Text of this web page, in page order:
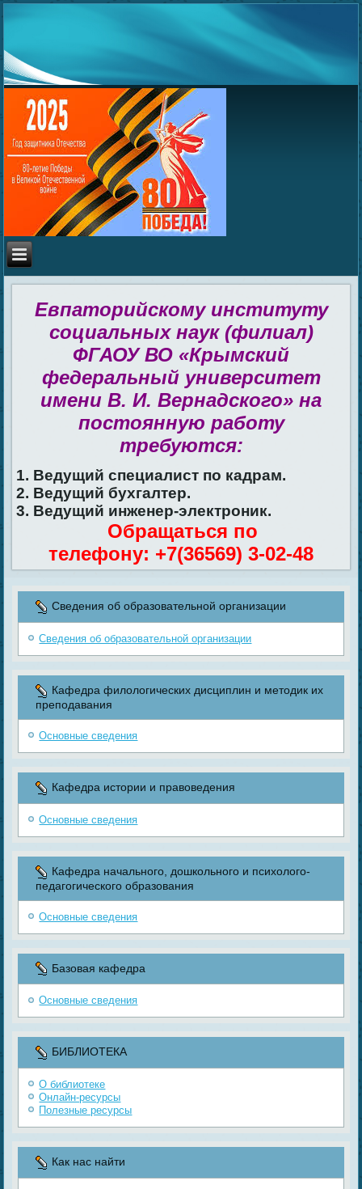
Евпаторийскому институту
социальных наук (филиал)
ФГАОУ ВО «Крымский
федеральный университет
имени В. И. Вернадского» на
постоянную работу
требуются:
1. Ведущий специалист по кадрам.
2. Ведущий бухгалтер.
3. Ведущий инженер-электроник.
Обращаться по
телефону: +7(36569) 3-02-48
Сведения об образовательной организации
Сведения об образовательной организации
Кафедра филологических дисциплин и методик их
преподавания
Основные сведения
Кафедра истории и правоведения
Основные сведения
Кафедра начального, дошкольного и психолого-
педагогического образования
Основные сведения
Базовая кафедра
Основные сведения
БИБЛИОТЕКА
О библиотеке
Онлайн-ресурсы
Полезные ресурсы
Как нас найти